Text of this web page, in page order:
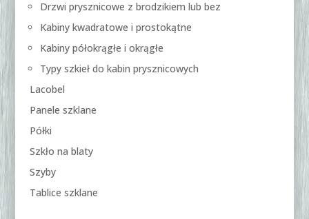
Drzwi prysznicowe z brodzikiem lub bez
Kabiny kwadratowe i prostokątne
Kabiny półokrągłe i okrągłe
Typy szkieł do kabin prysznicowych
Lacobel
Panele szklane
Półki
Szkło na blaty
Szyby
Tablice szklane